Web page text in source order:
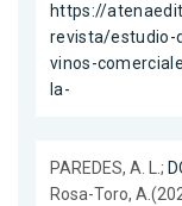
https://
revista/estudio-
vinos-
la-
PAREDES, A. L.;
Rosa-Toro,